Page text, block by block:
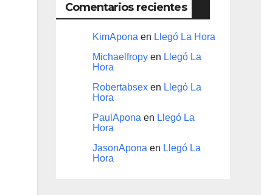
Comentarios recientes
KimAponaen Llegó La Hora
Michaelfropyen Llegó La
Hora
Robertabsexen Llegó La
Hora
PaulAponaen Llegó La
Hora
JasonAponaen Llegó La
Hora